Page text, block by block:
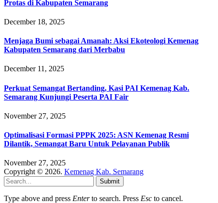
Protas di Kabupaten Semarang
December 18, 2025
Menjaga Bumi sebagai Amanah: Aksi Ekoteologi Kemenag
Kabupaten Semarang dari Merbabu
December 11, 2025
Perkuat Semangat Bertanding, Kasi PAI Kemenag Kab.
Semarang Kunjungi Peserta PAI Fair
November 27, 2025
Optimalisasi Formasi PPPK 2025: ASN Kemenag Resmi
Dilantik, Semangat Baru Untuk Pelayanan Publik
November 27, 2025
Copyright © 2026. Kemenag Kab. Semarang
Submit
Type above and press Enterto search. Press Esc to cancel.